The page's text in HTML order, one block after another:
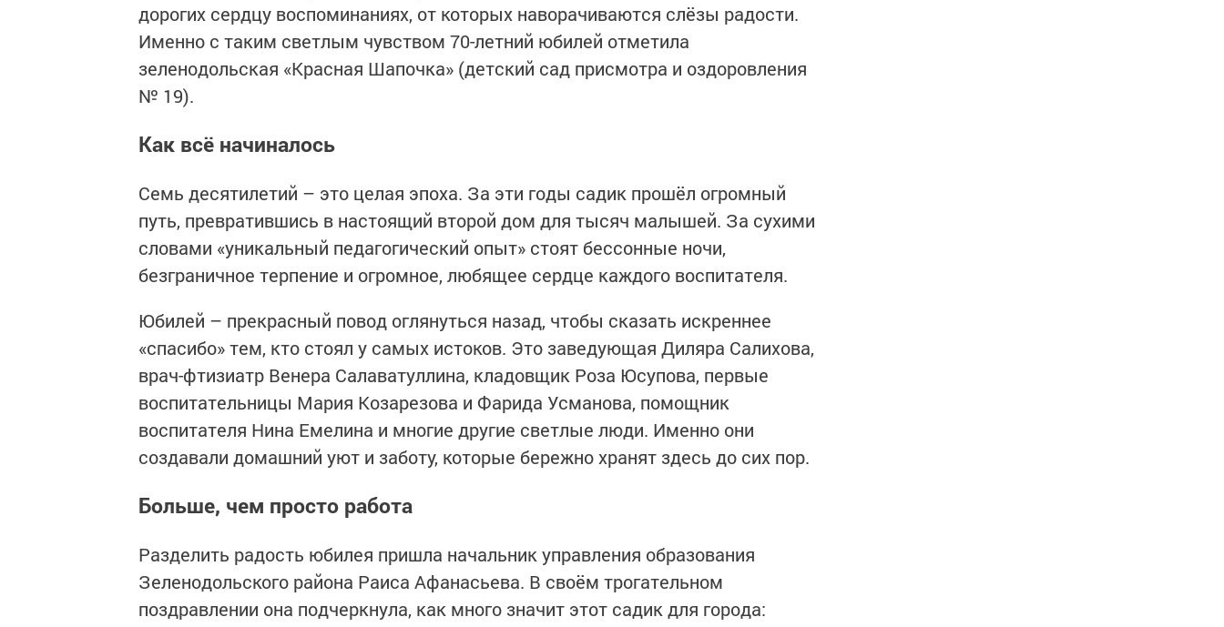
дорогих сердцу воспоминаниях, от которых наворачиваются слёзы радости.
Именно с таким светлым чувством 70-летний юбилей отметила
зеленодольская «Красная Шапочка» (детский сад присмотра и оздоровления
№ 19).
Как всё начиналось
Семь десятилетий – это целая эпоха. За эти годы садик прошёл огромный
путь, превратившись в настоящий второй дом для тысяч малышей. За сухими
словами «уникальный педагогический опыт» стоят бессонные ночи,
безграничное терпение и огромное, любящее сердце каждого воспитателя.
Юбилей – прекрасный повод оглянуться назад, чтобы сказать искреннее
«спасибо» тем, кто стоял у самых истоков. Это заведующая Диляра Салихова,
врач-фтизиатр Венера Салаватуллина, кладовщик Роза Юсупова, первые
воспитательницы Мария Козарезова и Фарида Усманова, помощник
воспитателя Нина Емелина и многие другие светлые люди. Именно они
создавали домашний уют и заботу, которые бережно хранят здесь до сих пор.
Больше, чем просто работа
Разделить радость юбилея пришла начальник управления образования
Зеленодольского района Раиса Афанасьева. В своём трогательном
поздравлении она подчеркнула, как много значит этот садик для города: